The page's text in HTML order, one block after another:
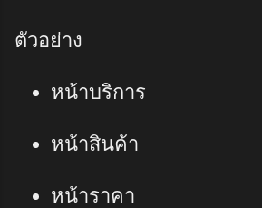
ตัวอย่าง
หน้าบริการ
หน้าสินค้า
หน้าราคา